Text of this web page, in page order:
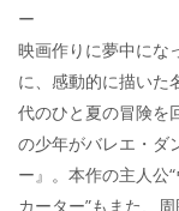
ー
映画作りに夢中にな
に、感動的に描いた
代のひと夏の冒険を
の少年がバレエ・ダ
ー』。本作の主人公
カーター”もまた、